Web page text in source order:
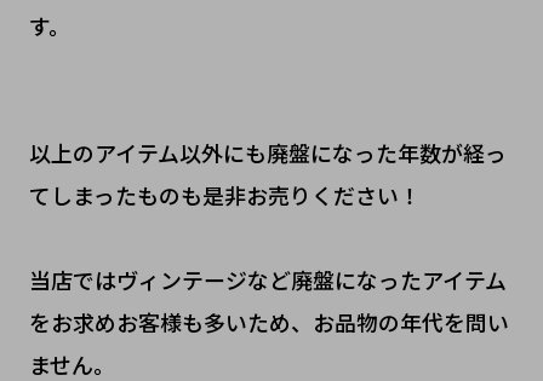
す。
以上のアイテム以外にも廃盤になった年数が経っ
てしまったものも是非お売りください！
当店ではヴィンテージなど廃盤になったアイテム
をお求めお客様も多いため、お品物の年代を問い
ません。